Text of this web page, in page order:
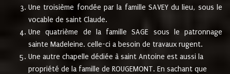
Une troisième fondée par la famille SAVEY du lieu, sous le
vocable de saint Claude.
Une quatrième de la famille SAGE sous le patronnage
sainte Madeleine. celle-ci a besoin de travaux rugent.
Une autre chapelle dédiée à saint Antoine est aussi la
propriété de la famille de ROUGEMONT. En sachant que